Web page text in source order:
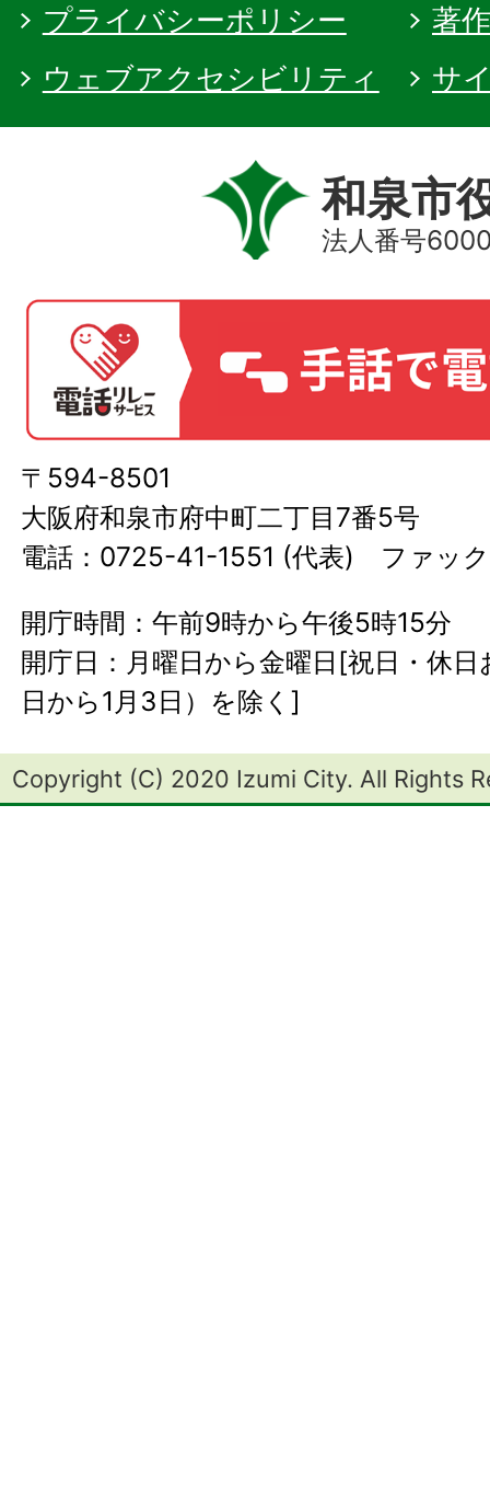
プライバシーポリシー
著
ウェブアクセシビリティ
サ
和泉市
法人番号
〒594-8501
大阪府和泉市府中町二丁目7番5号
電話：0725-41-1551 (代表) ファッ
開庁時間：午前9時から午後5時15分
開庁日：月曜日から金曜日[祝日・休
日から1月3日）を除く]
Copyright (C) 2020 Izumi City. All Rights